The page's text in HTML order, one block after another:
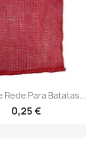
Rede Para Batatas...
0,25 €
Vista rápida